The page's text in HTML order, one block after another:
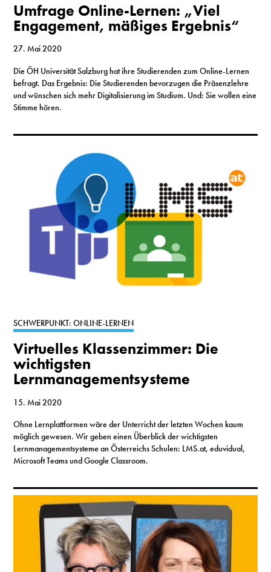
Umfrage Online-Lernen: „Viel
Engagement, mäßiges Ergebnis“
27. Mai 2020
Die ÖH Universität Salzburg hat ihre Studierenden zum Online-Lernen
befragt. Das Ergebnis: Die Studierenden bevorzugen die Präsenzlehre
und wünschen sich mehr Digitalisierung im Studium. Und: Sie wollen eine
Stimme hören.
SCHWERPUNKT: ONLINE-LERNEN
Virtuelles Klassenzimmer: Die
wichtigsten
Lernmanagementsysteme
15. Mai 2020
Ohne Lernplattformen wäre der Unterricht der letzten Wochen kaum
möglich gewesen. Wir geben einen Überblick der wichtigsten
Lernmanagementsysteme an Österreichs Schulen: LMS.at, eduvidual,
Microsoft Teams und Google Classroom.